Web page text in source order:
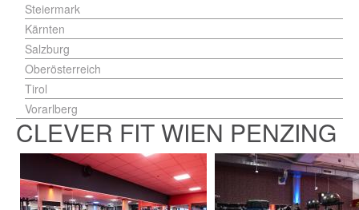
Steiermark
Kärnten
Salzburg
Oberösterreich
Tirol
Vorarlberg
CLEVER FIT WIEN PENZING